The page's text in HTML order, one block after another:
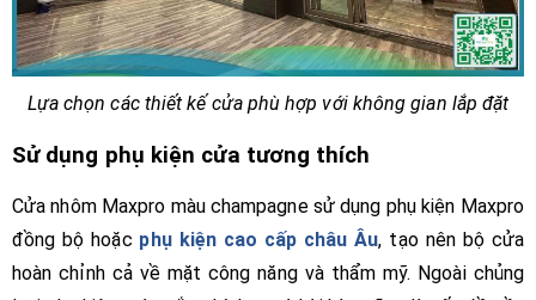
Lựa chọn các thiết kế cửa phù hợp với không gian lắp đặt
Sử dụng phụ kiện cửa tương thích
Cửa nhôm Maxpro màu champagne sử dụng phụ kiện Maxpro
đồng bộ hoặc phụ kiện cao cấp châu Âu, tạo nên bộ cửa
hoàn chỉnh cả về mặt công năng và thẩm mỹ. Ngoài chủng